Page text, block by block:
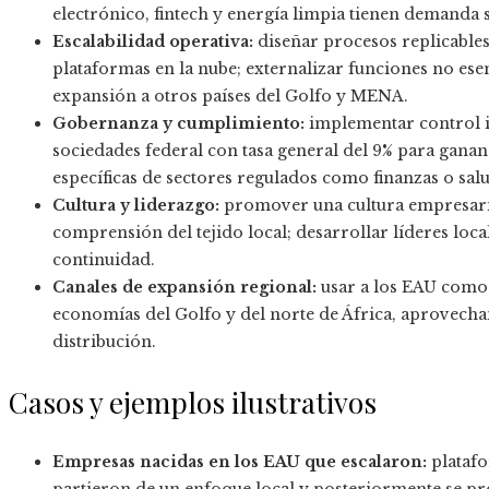
electrónico, fintech y energía limpia tienen demanda
Escalabilidad operativa: diseñar procesos
plataformas en la nube; externalizar funciones no
expansión a otros países del Golfo y MENA.
Gobernanza y cumplimiento: implementar control
sociedades federal con tasa general del 9% para
específicas de sectores regulados como finanzas o
Cultura y liderazgo: promover una cultura
comprensión del tejido local; desarrollar líderes
continuidad.
Canales de expansión regional: usar a los EAU
economías del Golfo y del norte de África,
distribución.
Casos y ejemplos ilustrativos
Empresas nacidas en los EAU que escalaron: